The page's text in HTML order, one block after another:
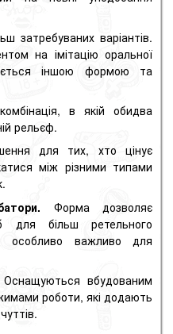
затребуваних варіантів.
на імітацію оральної
іншою формою та
в якій обидва
рельєф.
для тих, хто цінує
між різними типами
Форма дозволяє
для більш ретельного
важливо для
Оснащуються вбудованим
роботи, які додають